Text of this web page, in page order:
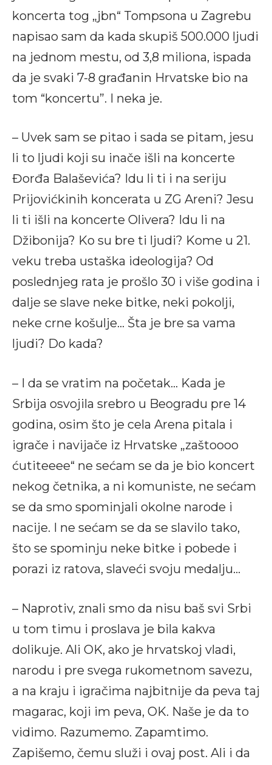
koncerta tog „jbn“ Tompsona u Zagrebu
napisao sam da kada skupiš 500.000 ljudi
na jednom mestu, od 3,8 miliona, ispada
da je svaki 7-8 građanin Hrvatske bio na
tom “koncertu”. I neka je.
– Uvek sam se pitao i sada se pitam, jesu
li to ljudi koji su inače išli na koncerte
Đorđa Balaševića? Idu li ti i na seriju
Prijovićkinih koncerata u ZG Areni? Jesu
li ti išli na koncerte Olivera? Idu li na
Džibonija? Ko su bre ti ljudi? Kome u 21.
veku treba ustaška ideologija? Od
poslednjeg rata je prošlo 30 i više godina i
dalje se slave neke bitke, neki pokolji,
neke crne košulje… Šta je bre sa vama
ljudi? Do kada?
– I da se vratim na početak… Kada je
Srbija osvojila srebro u Beogradu pre 14
godina, osim što je cela Arena pitala i
igrače i navijače iz Hrvatske „zaštoooo
ćutiteeee“ ne sećam se da je bio koncert
nekog četnika, a ni komuniste, ne sećam
se da smo spominjali okolne narode i
nacije. I ne sećam se da se slavilo tako,
što se spominju neke bitke i pobede i
porazi iz ratova, slaveći svoju medalju…
– Naprotiv, znali smo da nisu baš svi Srbi
u tom timu i proslava je bila kakva
dolikuje. Ali OK, ako je hrvatskoj vladi,
narodu i pre svega rukometnom savezu,
a na kraju i igračima najbitnije da peva taj
magarac, koji im peva, OK. Naše je da to
vidimo. Razumemo. Zapamtimo.
Zapišemo, čemu služi i ovaj post. Ali i da